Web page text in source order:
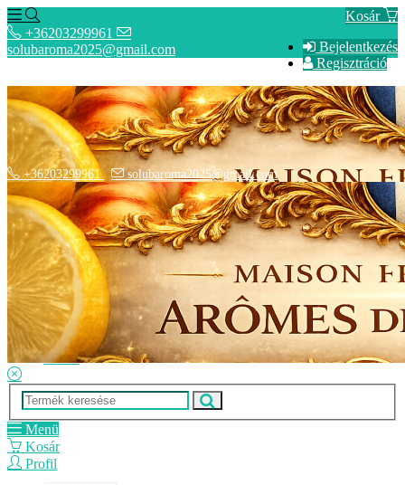
Kosár
Bejelentkezés
Regisztráció
+36203299961
solubaroma2025@gmail.com
Hírek
SZÁLLÍTÁSI OPCIÓK - Fizetési információk
Elérhetőségek
Adatkezelési tájékoztató
ÁSZF
+36203299961 solubaroma2025@gmail.com
Menü
Kosár
Profil